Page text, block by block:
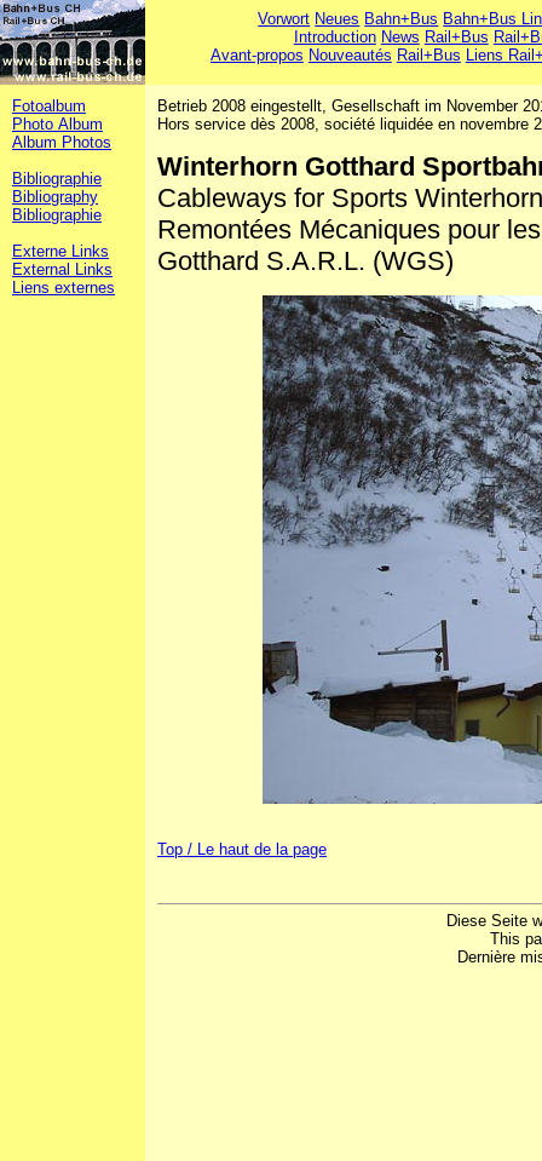
Vorwort Neues Bahn+Bus Bahn+Bus
Introduction News Rail+Bus
Avant-propos Nouveautés Rail+Bus Liens
Fotoalbum
Photo Album
Album Photos
Bibliographie
Bibliography
Bibliographie
Externe Links
External Links
Liens externes
Betrieb 2008 eingestellt, Gesellschaft im November
Hors service dès 2008, société liquidée en novembre
Winterhorn Gotthard
Cableways for Sports
Remontées Mécaniques pour
Gotthard S.A.R.L. (WGS)
Top / Le haut de la page
Diese Seite
This
Dernière